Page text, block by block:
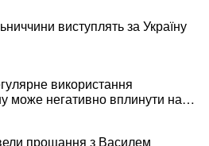
виступлять за Україну
використання
може негативно вплинути на
прощання з Василем